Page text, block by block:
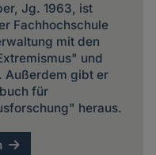
Jg. 1963, ist
Fachhochschule
mit den
und
Außerdem gibt er
für
heraus.